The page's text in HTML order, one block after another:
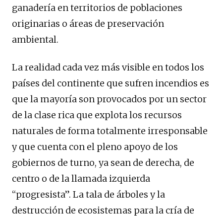
ganadería en territorios de poblaciones
originarias o áreas de preservación
ambiental.
La realidad cada vez más visible en todos los
países del continente que sufren incendios es
que la mayoría son provocados por un sector
de la clase rica que explota los recursos
naturales de forma totalmente irresponsable
y que cuenta con el pleno apoyo de los
gobiernos de turno, ya sean de derecha, de
centro o de la llamada izquierda
“progresista”. La tala de árboles y la
destrucción de ecosistemas para la cría de